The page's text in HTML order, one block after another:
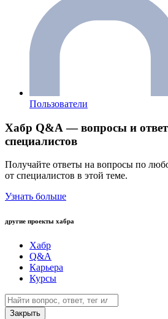
Пользователи
Хабр Q&A — вопросы и
специалистов
Получайте ответы на вопросы по
от специалистов в этой теме.
Узнать больше
другие проекты хабра
Хабр
Q&A
Карьера
Курсы
Закрыть